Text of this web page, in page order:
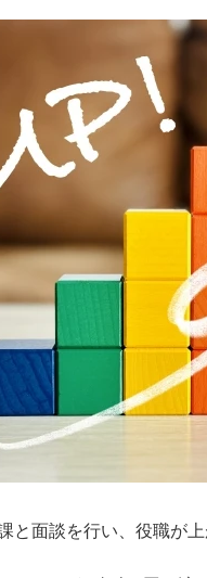
と面談を行い、役職が